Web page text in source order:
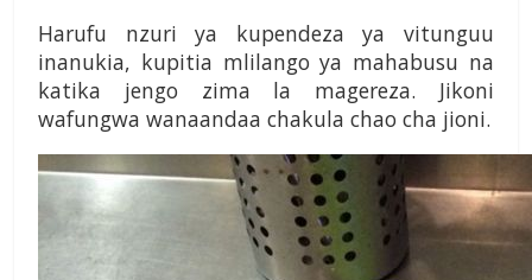
Harufu nzuri ya kupendeza ya vitunguu
inanukia, kupitia mlilango ya mahabusu na
katika jengo zima la magereza. Jikoni
wafungwa wanaandaa chakula chao cha jioni.